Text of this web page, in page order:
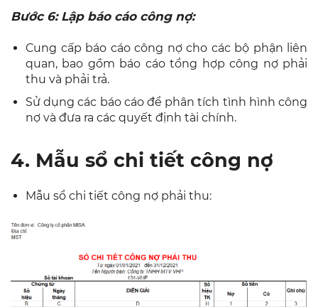
Bước 6: Lập báo cáo công nợ:
Cung cấp báo cáo công nợ cho các bộ phận liên
quan, bao gồm báo cáo tổng hợp công nợ phải
thu và phải trả.
Sử dụng các báo cáo để phân tích tình hình công
nợ và đưa ra các quyết định tài chính.
4. Mẫu sổ chi tiết công nợ
Mẫu sổ chi tiết công nợ phải thu: